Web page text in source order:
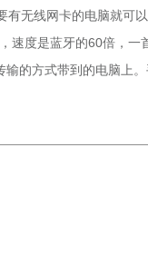
无线网卡的电脑就可
速度是蓝牙的60倍，一
的方式带到的电脑上